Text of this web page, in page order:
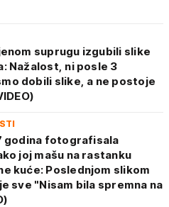
suprugu izgubili slike
Nažalost, ni posle 3
dobili slike, a ne postoje
godina fotografisala
joj mašu na rastanku
kuće: Poslednjom slikom
sve "Nisam bila spremna na